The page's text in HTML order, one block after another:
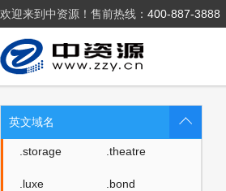
欢迎来到中资源！售前热线： 400-887-3888
英文域名
.cafe .technology
.baby .college
.monster .protection
.rent
.storage .theatre
.luxe .bond